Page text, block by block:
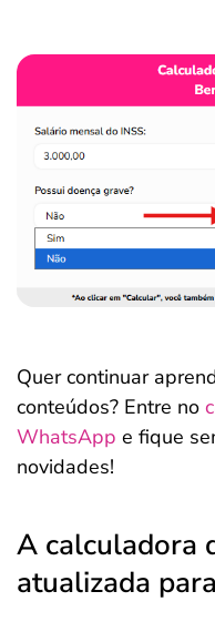
Quer continuar
conteúdos? Entre no
WhatsApp e fique
novidades!
A calculadora
atualizada